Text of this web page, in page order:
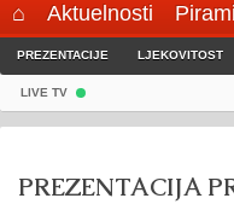
⌂ Aktuelnosti
PREZENTACIJE LJEKOVITOST
LIVE TV
PREZENTACIJA